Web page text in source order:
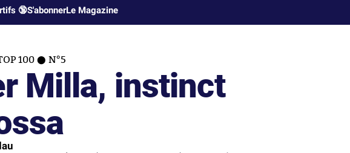
🔞S'abonnerLe Magazine
100 N°5
Milla, instinct